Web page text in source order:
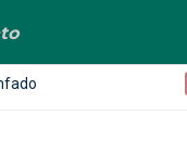
EMOCIONAL